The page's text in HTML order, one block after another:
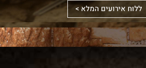
ללוח אירועים המלא >
באמצעות
תמונות
וציורים
אלבומי
מפואר
המשחזר
את